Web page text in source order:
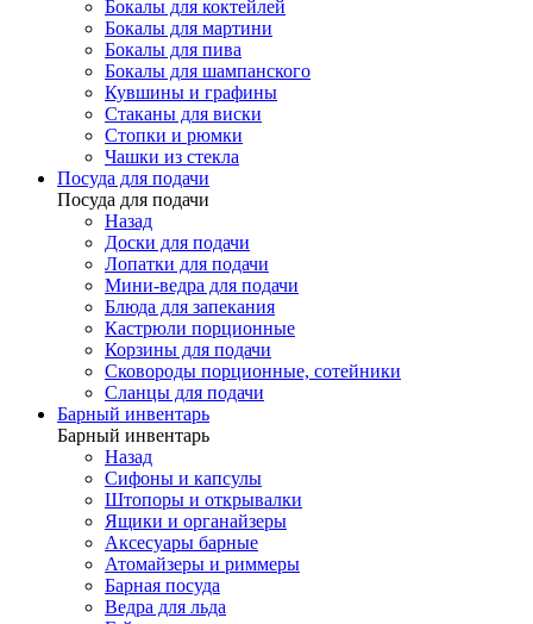
Бокалы для коктейлей
Бокалы для мартини
Бокалы для пива
Бокалы для шампанского
Кувшины и графины
Стаканы для виски
Стопки и рюмки
Чашки из стекла
Посуда для подачи
Посуда для подачи
Назад
Доски для подачи
Лопатки для подачи
Мини-ведра для подачи
Блюда для запекания
Кастрюли порционные
Корзины для подачи
Сковороды порционные, сотейники
Сланцы для подачи
Барный инвентарь
Барный инвентарь
Назад
Сифоны и капсулы
Штопоры и открывалки
Ящики и органайзеры
Аксесуары барные
Атомайзеры и риммеры
Барная посуда
Ведра для льда